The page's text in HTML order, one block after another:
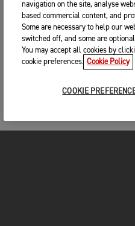
navigation on the site, analyse
based commercial content, and
Some are necessary to help our
switched off, and some are
You may accept all cookies by
cookie preferences. Cookie Policy
COOKIE